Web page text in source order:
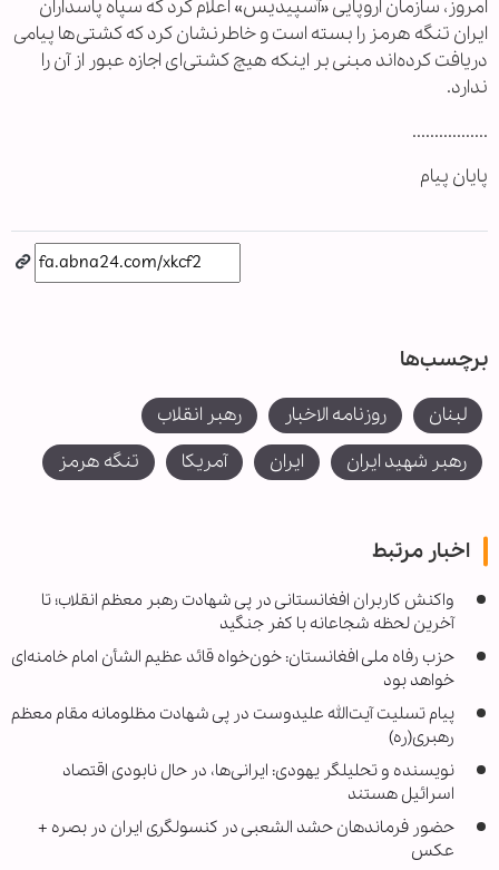
امروز، سازمان اروپایی «آسپیدیس» اعلام کرد که سپاه پاسداران
ایران تنگه هرمز را بسته است و خاطرنشان کرد که کشتی‌ها پیامی
دریافت کرده‌اند مبنی بر اینکه هیچ کشتی‌ای اجازه عبور از آن را
ندارد.
.................
پایان پیام
برچسب‌ها
لبنان روزنامه الاخبار
رهبر انقلاب
رهبر شهید ایران
ایران آمریکا تنگه هرمز
اخبار مرتبط
واکنش کاربران افغانستانی در پی شهادت رهبر معظم انقلاب؛ تا
آخرین لحظه شجاعانه با کفر جنگید
حزب رفاه ملی افغانستان: خون‌خواه قائد عظیم الشأن امام خامنه‌ای
خواهد بود
پیام تسلیت آیت‌الله علیدوست در پی شهادت مظلومانه مقام معظم
رهبری(ره)
نویسنده و تحلیلگر یهودی: ایرانی‌ها، در حال نابودی اقتصاد
اسرائیل هستند
حضور فرماندهان حشد الشعبی در کنسولگری ایران در بصره +
عکس